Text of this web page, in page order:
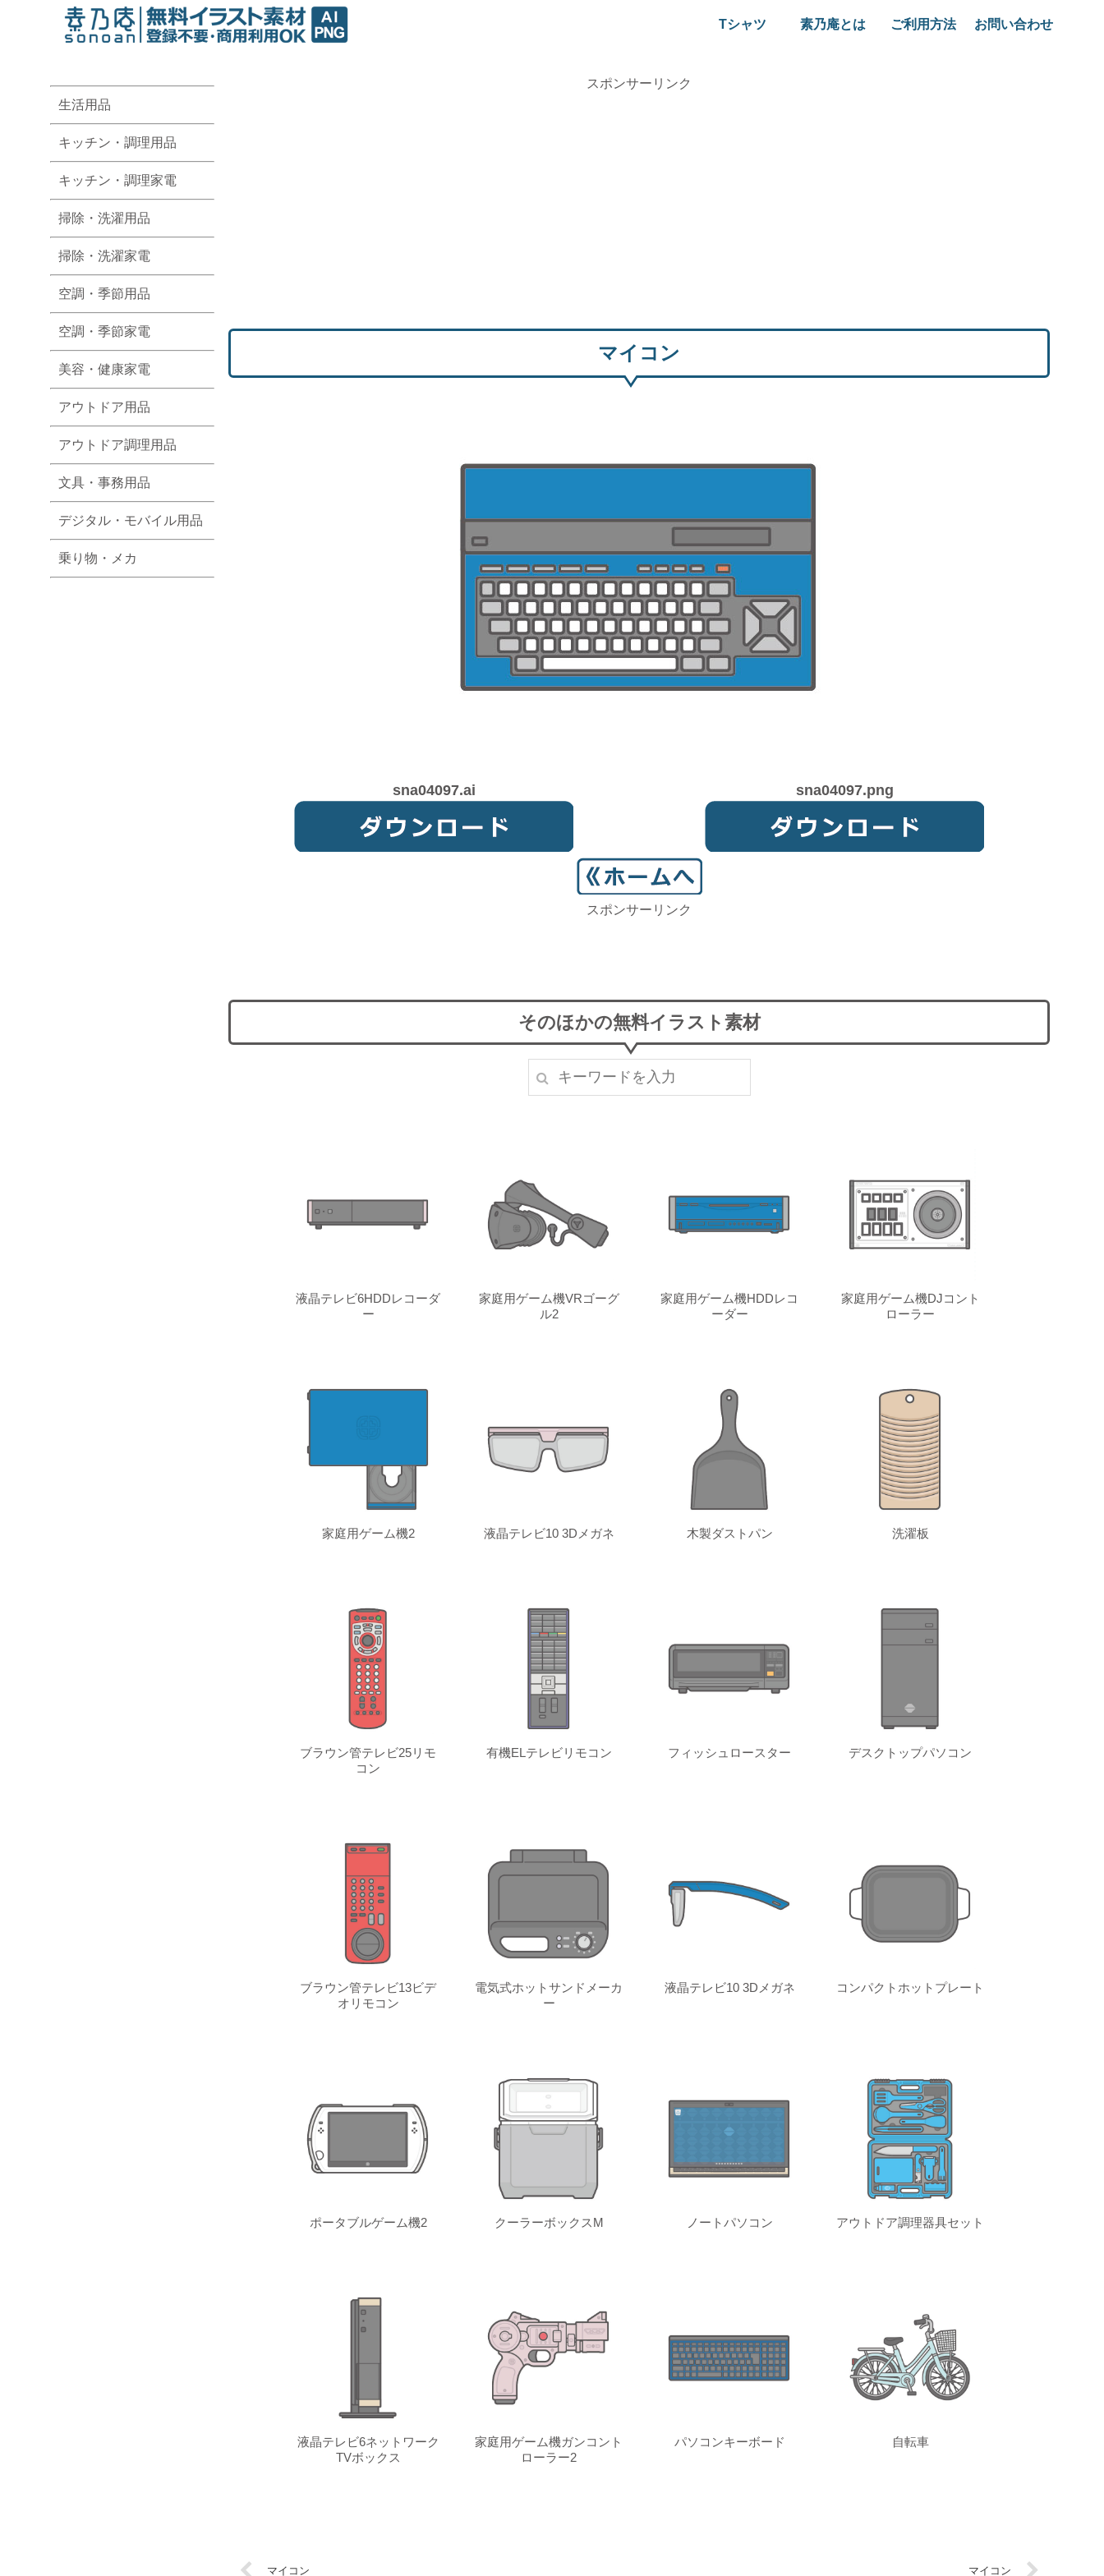
Tシャツ 素乃庵とは ご利用方法 お問い合わせ
スポンサーリンク
マイコン
sna04097.ai sna04097.png
スポンサーリンク
そのほかの無料イラスト素材
液晶テレビ6HDDレコーダ
ー
家庭用ゲーム機VRゴーグ
ル2
家庭用ゲーム機HDDレコ
ーダー
家庭用ゲーム機DJコント
ローラー
家庭用ゲーム機2 液晶テレビ10 3Dメガネ 木製ダストパン 洗濯板
ブラウン管テレビ25リモ
コン
有機ELテレビリモコン フィッシュロースター デスクトップパソコン
ブラウン管テレビ13ビデ
オリモコン
電気式ホットサンドメーカ
ー
液晶テレビ10 3Dメガネ コンパクトホットプレート
ポータブルゲーム機2 クーラーボックスM ノートパソコン アウトドア調理器具セット
液晶テレビ6ネットワーク
TVボックス
家庭用ゲーム機ガンコント
ローラー2
パソコンキーボード 自転車
マイコン マイコン
生活用品
キッチン・調理用品
キッチン・調理家電
掃除・洗濯用品
掃除・洗濯家電
空調・季節用品
空調・季節家電
美容・健康家電
アウトドア用品
アウトドア調理用品
文具・事務用品
デジタル・モバイル用品
乗り物・メカ